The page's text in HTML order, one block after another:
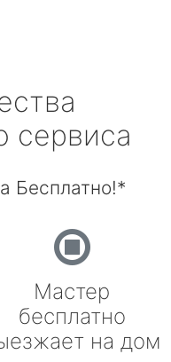
сервиса
Бесплатно!*
Мастер
бесплатно
на дом